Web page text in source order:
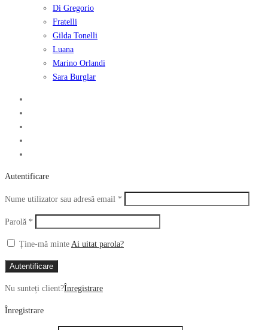
Di Gregorio
Fratelli
Gilda Tonelli
Luana
Marino Orlandi
Sara Burglar
Autentificare
Nume utilizator sau adresă email *
Parolă *
Ține-mă minte Ai uitat parola?
Autentificare
Nu sunteți client?Înregistrare
Înregistrare